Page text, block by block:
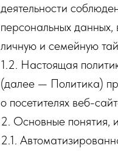
деятельности
персональных
личную и семейную
1.2. Настоящая
(далее — Политика)
о посетителях веб-
2. Основные понятия,
2.1.